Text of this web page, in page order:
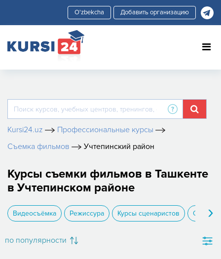
Добавить организацию
Kursi24.uz
Профессиональные курсы
Съемка фильмов
Учтепинский район
Курсы съемки фильмов в Ташкенте
в Учтепинском районе
Видеосъёмка Режиссура Курсы сценаристов ›
по популярности